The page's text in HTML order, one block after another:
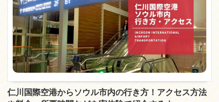
仁川国際空港からソウル市内の行き方！アクセス方法